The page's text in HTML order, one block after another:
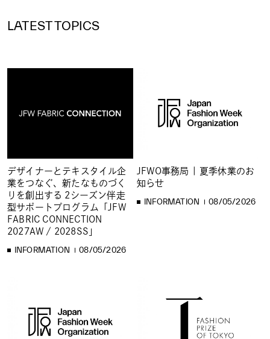
LATEST TOPICS
デザイナーとテキスタイル企
業をつなぐ、新たなものづく
りを創出する 2シーズン伴走
型サポートプログラム「JFW
FABRIC CONNECTION
2027AW / 2028SS」
INFORMATION 08/05/2026
JFWO事務局 | 夏季休業のお
知らせ
INFORMATION 08/05/2026